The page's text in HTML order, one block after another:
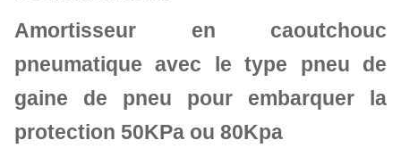
Amortisseur en caoutchouc
pneumatique avec le type pneu de
gaine de pneu pour embarquer la
protection 50KPa ou 80Kpa